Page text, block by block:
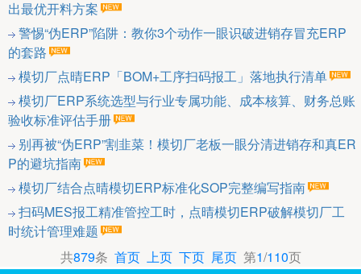
出最优开料方案
警惕“伪ERP”陷阱：教你3个动作一眼识破进销存冒充ERP
的套路
模切厂点晴ERP「BOM+工序扫码报工」落地执行清单
模切厂ERP系统选型与行业专属功能、成本核算、财务总账
验收标准评估手册
别再被“伪ERP”割韭菜！模切厂老板一眼分清进销存和真ER
P的避坑指南
模切厂结合点晴模切ERP标准化SOP完整编写指南
扫码MES报工精准管控工时，点晴模切ERP破解模切厂工
时统计管理难题
共879条 首页 上页 下页 尾页第1/110页